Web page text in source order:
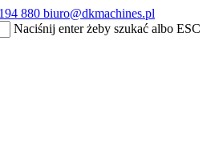
880 biuro@dkmachines.pl
Naciśnij enter żeby szukać albo ESC